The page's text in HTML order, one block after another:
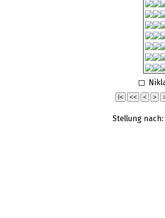
Stellung nach: